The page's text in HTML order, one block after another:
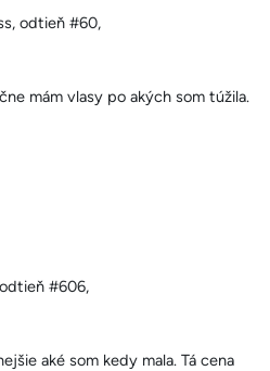
odtieň #60,
mám vlasy po akých som túžila.
#606,
aké som kedy mala. Tá cena